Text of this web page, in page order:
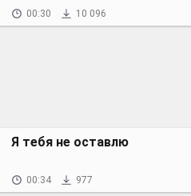
00:30 10 096
Я тебя не оставлю
00:34 977